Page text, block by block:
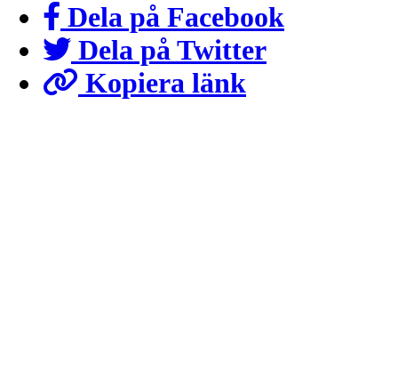
Dela på Facebook
Dela på Twitter
Kopiera länk